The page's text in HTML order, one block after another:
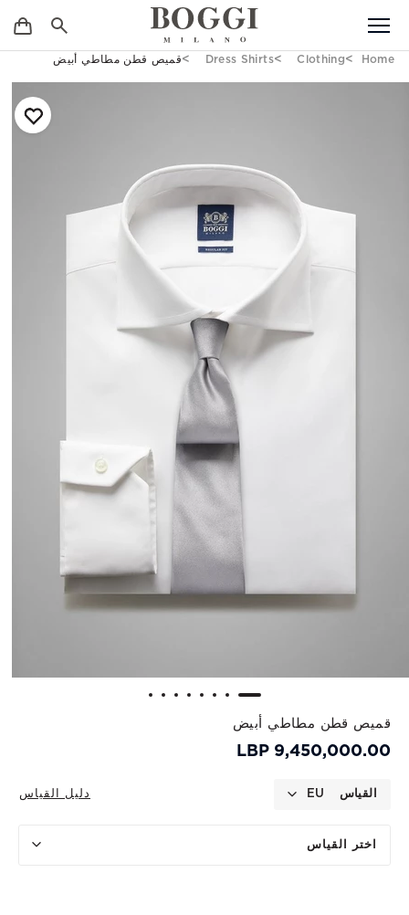
Home
Clothing
Dress Shirts قميص قطن مطاطي أبيض
قميص قطن مطاطي أبيض
9,450,000.00 LBP
القياس EU دليل القياس
اختر القياس